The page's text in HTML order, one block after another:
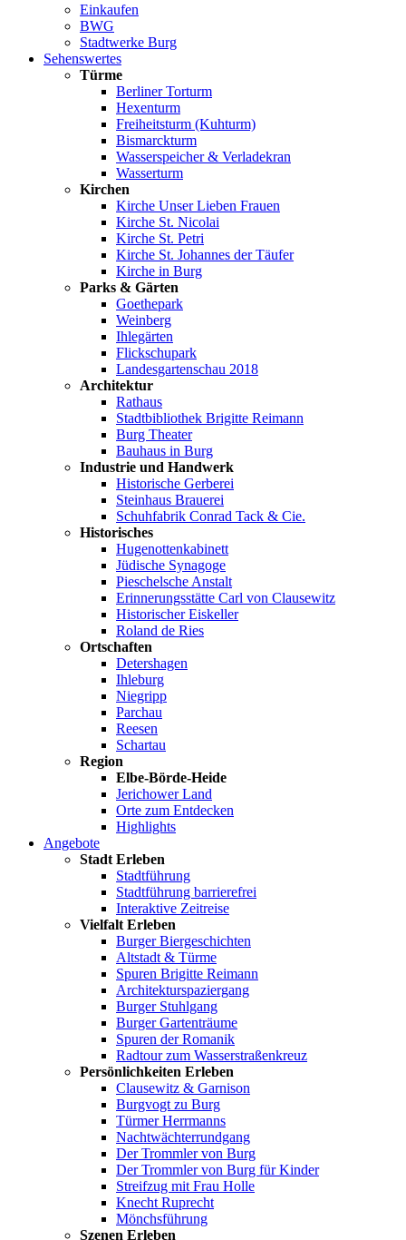
Einkaufen
BWG
Stadtwerke Burg
Sehenswertes
Türme
Berliner Torturm
Hexenturm
Freiheitsturm (Kuhturm)
Bismarckturm
Wasserspeicher & Verladekran
Wasserturm
Kirchen
Kirche Unser Lieben Frauen
Kirche St. Nicolai
Kirche St. Petri
Kirche St. Johannes der Täufer
Kirche in Burg
Parks & Gärten
Goethepark
Weinberg
Ihlegärten
Flickschupark
Landesgartenschau 2018
Architektur
Rathaus
Stadtbibliothek Brigitte Reimann
Burg Theater
Bauhaus in Burg
Industrie und Handwerk
Historische Gerberei
Steinhaus Brauerei
Schuhfabrik Conrad Tack & Cie.
Historisches
Hugenottenkabinett
Jüdische Synagoge
Pieschelsche Anstalt
Erinnerungsstätte Carl von Clausewitz
Historischer Eiskeller
Roland de Ries
Ortschaften
Detershagen
Ihleburg
Niegripp
Parchau
Reesen
Schartau
Region
Elbe-Börde-Heide
Jerichower Land
Orte zum Entdecken
Highlights
Angebote
Stadt Erleben
Stadtführung
Stadtführung barrierefrei
Interaktive Zeitreise
Vielfalt Erleben
Burger Biergeschichten
Altstadt & Türme
Spuren Brigitte Reimann
Architekturspaziergang
Burger Stuhlgang
Burger Gartenträume
Spuren der Romanik
Radtour zum Wasserstraßenkreuz
Persönlichkeiten Erleben
Clausewitz & Garnison
Burgvogt zu Burg
Türmer Herrmanns
Nachtwächterrundgang
Der Trommler von Burg
Der Trommler von Burg für Kinder
Streifzug mit Frau Holle
Knecht Ruprecht
Mönchsführung
Szenen Erleben